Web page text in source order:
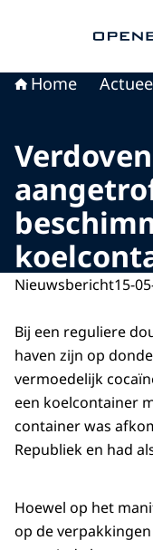
Home
Nieuwsbericht15-
Bij een reguliere
haven zijn op
vermoedelijk
een koelcontainer
container was
Republiek en had
Hoewel op het
op de